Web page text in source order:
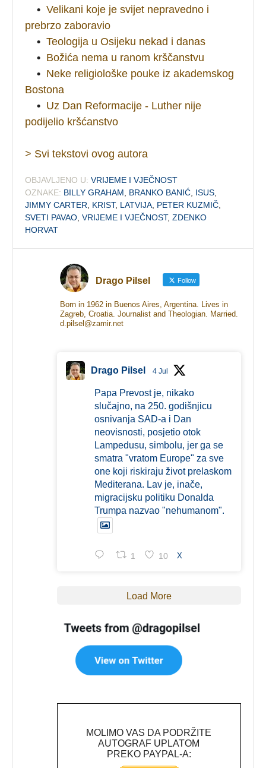
• Velikani koje je svijet nepravedno i
prebrzo zaboravio
• Teologija u Osijeku nekad i danas
• Božića nema u ranom krščanstvu
• Neke religiološke pouke iz akademskog
Bostona
• Uz Dan Reformacije - Luther nije
podijelio kršćanstvo
> Svi tekstovi ovog autora
OBJAVLJENO U: VRIJEME I VJEČNOST
OZNAKE: BILLY GRAHAM BRANKO BANIĆ ISUS
JIMMY CARTER
KRIST, LATVIJA PETER KUZMIČ
SVETI PAVAO ,VRIJEME I VJEČNOST,ZDENKO
HORVAT
Drago Pilsel Follow
Born in 1962 in Buenos Aires, Argentina. Lives in
Zagreb, Croatia. Journalist and Theologian. Married.
d.pilsel@zamir.net
Drago Pilsel 4 Jul
Papa Prevost je, nikako
slučajno, na 250. godišnjicu
osnivanja SAD-a i Dan
neovisnosti, posjetio otok
Lampedusu, simbolu, jer ga se
smatra "vratom Europe" za sve
one koji riskiraju život prelaskom
Mediterana. Lav je, inače,
migracijsku politiku Donalda
Trumpa nazvao "nehumanom".
1 10 X
Load More
MOLIMO VAS DA PODRŽITE
AUTOGRAF UPLATOM
PREKO PAYPAL-A: